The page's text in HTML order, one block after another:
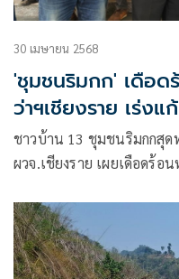
30 เมษายน 2568
'ชุมชนริมกก' เดือด
ว่าฯเชียงราย เร่ง
สารหนู
ชาวบ้าน 13 ชุมชนริมกกสุ
ผวจ.เชียงราย เผยเดือดร้
คัน